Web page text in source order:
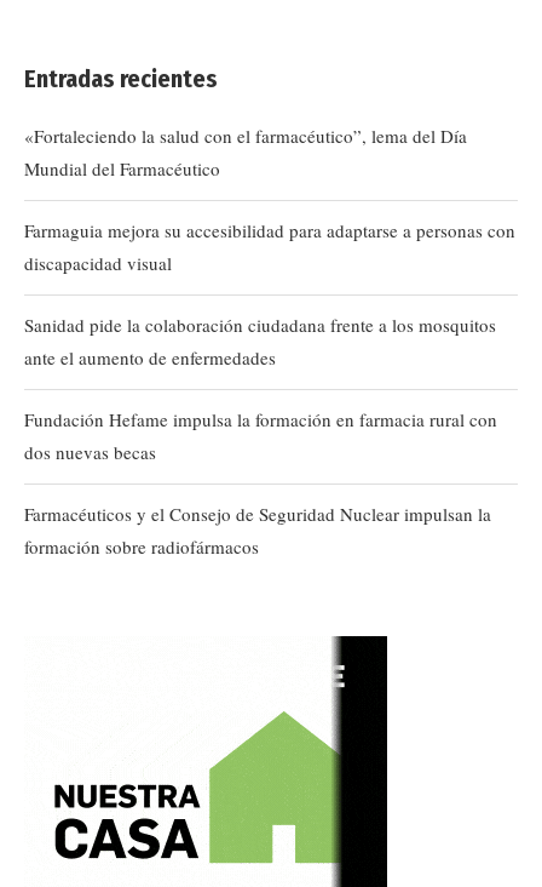
Entradas recientes
«Fortaleciendo la salud con el farmacéutico”, lema del Día
Mundial del Farmacéutico
Farmaguia mejora su accesibilidad para adaptarse a personas con
discapacidad visual
Sanidad pide la colaboración ciudadana frente a los mosquitos
ante el aumento de enfermedades
Fundación Hefame impulsa la formación en farmacia rural con
dos nuevas becas
Farmacéuticos y el Consejo de Seguridad Nuclear impulsan la
formación sobre radiofármacos